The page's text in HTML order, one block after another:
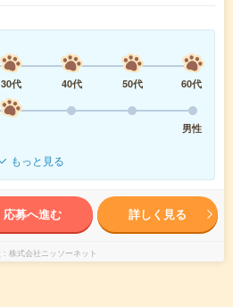
30代 40代 50代
60代
男性
もっと見る
応募へ進む 詳しく見る
株式会社ニッソーネット